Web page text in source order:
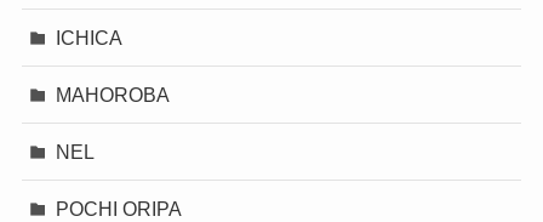
ICHICA
MAHOROBA
NEL
POCHI ORIPA